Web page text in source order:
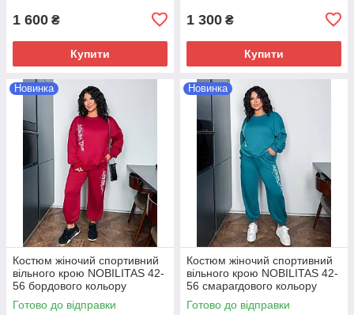
1 600 ₴
Купити
1 300 ₴
Купити
Новинка
Костюм жіночий спортивний
вiльного крою NOBILITAS 42-
56 бордового кольору
Готово до відправки
Новинка
Костюм жіночий спортивний
вiльного крою NOBILITAS 42-
56 смарагдового кольору
Готово до відправки